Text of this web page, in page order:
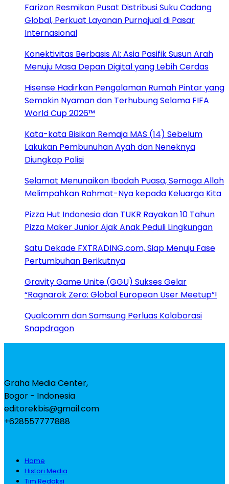
Farizon Resmikan Pusat Distribusi Suku Cadang
Global, Perkuat Layanan Purnajual di Pasar
Internasional
Konektivitas Berbasis AI: Asia Pasifik Susun Arah
Menuju Masa Depan Digital yang Lebih Cerdas
Hisense Hadirkan Pengalaman Rumah Pintar yang
Semakin Nyaman dan Terhubung Selama FIFA
World Cup 2026™
Kata-kata Bisikan Remaja MAS (14) Sebelum
Lakukan Pembunuhan Ayah dan Neneknya
Diungkap Polisi
Selamat Menunaikan Ibadah Puasa, Semoga Allah
Melimpahkan Rahmat-Nya kepada Keluarga Kita
Pizza Hut Indonesia dan TUKR Rayakan 10 Tahun
Pizza Maker Junior Ajak Anak Peduli Lingkungan
Satu Dekade FXTRADING.com, Siap Menuju Fase
Pertumbuhan Berikutnya
Gravity Game Unite (GGU) Sukses Gelar
“Ragnarok Zero: Global European User Meetup”!
Qualcomm dan Samsung Perluas Kolaborasi
Snapdragon
Graha Media Center,
Bogor - Indonesia
editorekbis@gmail.com
+628557777888
Home
Histori Media
Tim Redaksi